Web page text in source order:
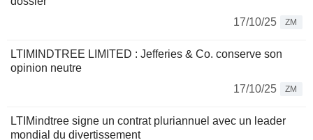
17/10/25
ZM
LTIMINDTREE LIMITED : Jefferies & Co. conserve son
opinion neutre
17/10/25
ZM
LTIMindtree signe un contrat pluriannuel avec un leader
mondial du divertissement